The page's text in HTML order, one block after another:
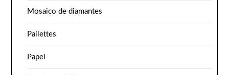
Mosaico de diamantes
Pailettes
Papel